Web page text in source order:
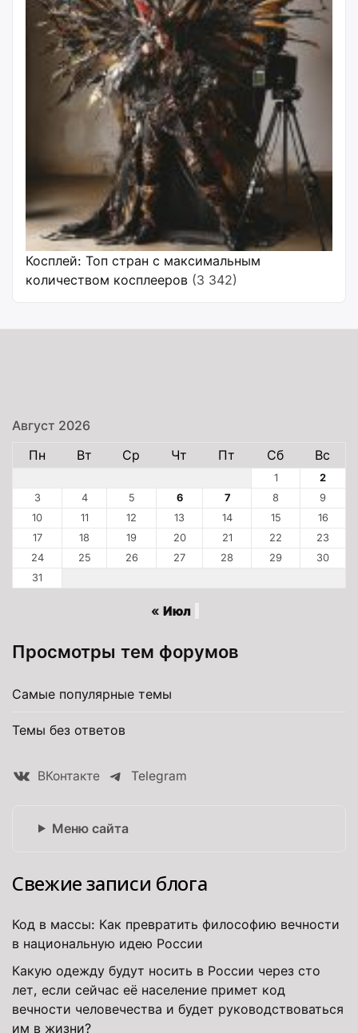
Косплей: Топ стран с максимальным
количеством косплееров (3 342)
Август 2026
Пн
Вт Ср Чт Пт Сб Вс
1
2
3
4 5 6 7 8
9
10
11 12 13 14 15
16
17
18 19 20 21 22
23
24
25 26 27 28 29
30
31
« Июл
Просмотры тем форумов
Самые популярные темы
Темы без ответов
ВКонтакте Telegram
Меню сайта
Свежие записи блога
Код в массы: Как превратить философию вечности
в национальную идею России
Какую одежду будут носить в России через сто
лет, если сейчас её население примет код
вечности человечества и будет руководствоваться
им в жизни?